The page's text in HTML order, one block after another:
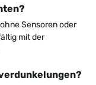
Sensoren oder
mit der